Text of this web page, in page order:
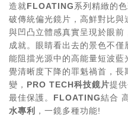
造就FLOATING系列精緻的色
破傳統偏光鏡片，高鮮對比
與凹凸立體感真實呈現於眼
成就。眼睛看出去的景色不
能阻擋光源中的高能量短波藍
覺清晰度下降的罪魁禍首，
變， PRO TECH科技鏡片提
最佳保護。 FLOATING結合
水專利
， 一鏡多種功能!